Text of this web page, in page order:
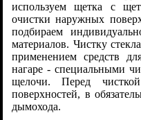
используем щетка с
очистки наружных
подбираем
материалов. Чистку
применением средств
нагаре - специальными
щелочи. Перед
поверхностей, в
дымохода.